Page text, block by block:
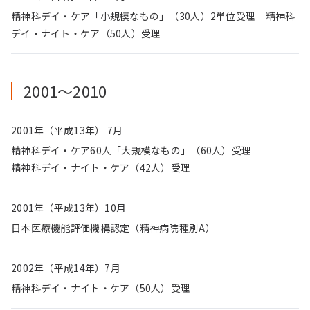
精神科デイ・ケア「小規模なもの」（30人）2単位受理 精神科
デイ・ナイト・ケア（50人）受理
2001〜2010
2001年（平成13年） 7月
精神科デイ・ケア60人「大規模なもの」（60人）受理
精神科デイ・ナイト・ケア（42人）受理
2001年（平成13年）10月
日本医療機能評価機構認定（精神病院種別A）
2002年（平成14年）7月
精神科デイ・ナイト・ケア（50人）受理